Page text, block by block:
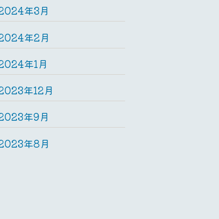
年3月
年2月
年1月
年12月
年9月
年8月